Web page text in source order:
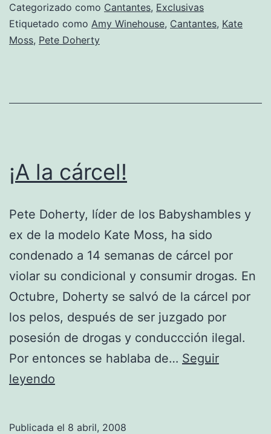
Categorizado como Cantantes, Exclusivas
Etiquetado como Amy Winehouse, Cantantes, Kate
Moss, Pete Doherty
¡A la cárcel!
Pete Doherty, líder de los Babyshambles y
ex de la modelo Kate Moss, ha sido
condenado a 14 semanas de cárcel por
violar su condicional y consumir drogas. En
Octubre, Doherty se salvó de la cárcel por
los pelos, después de ser juzgado por
posesión de drogas y conduccción ilegal.
Por entonces se hablaba de… Seguir
leyendo
Publicada el 8 abril, 2008